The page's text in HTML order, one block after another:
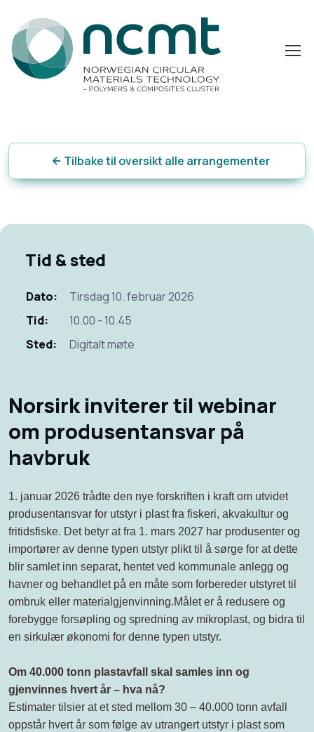
Tilbake til oversikt alle arrangementer
Tid & sted
Dato:
Tirsdag 10. februar 2026
Tid:
10.00 - 10.45
Sted:
Digitalt møte
Norsirk inviterer til webinar
om produsentansvar på
havbruk
1. januar 2026 trådte den nye forskriften i kraft om utvidet
produsentansvar for utstyr i plast fra fiskeri, akvakultur og
fritidsfiske. Det betyr at fra 1. mars 2027 har produsenter og
importører av denne typen utstyr plikt til å sørge for at dette
blir samlet inn separat, hentet ved kommunale anlegg og
havner og behandlet på en måte som forbereder utstyret til
ombruk eller materialgjenvinning.Målet er å redusere og
forebygge forsøpling og spredning av mikroplast, og bidra til
en sirkulær økonomi for denne typen utstyr.
Om 40.000 tonn plastavfall skal samles inn og
gjenvinnes hvert år – hva nå?
Estimater tilsier at et sted mellom 30 – 40.000 tonn avfall
oppstår hvert år som følge av utrangert utstyr i plast som